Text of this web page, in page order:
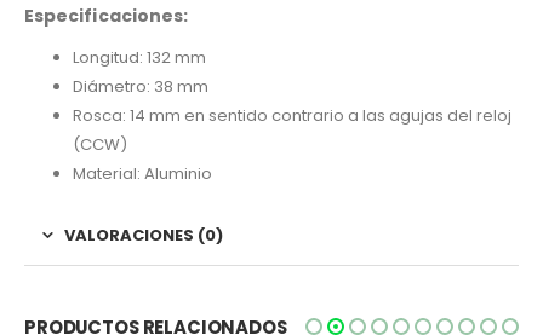
Especificaciones:
Longitud: 132 mm
Diámetro: 38 mm
Rosca: 14 mm en sentido contrario a las agujas del reloj
(CCW)
Material: Aluminio
VALORACIONES (0)
PRODUCTOS RELACIONADOS